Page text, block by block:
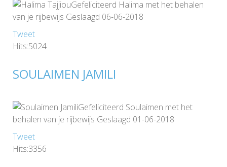
Gefeliciteerd Halima met het behalen
van je rijbewijs Geslaagd 06-06-2018
Tweet
Hits:5024
SOULAIMEN JAMILI
Gefeliciteerd Soulaimen met het
behalen van je rijbewijs Geslaagd 01-06-2018
Tweet
Hits:3356